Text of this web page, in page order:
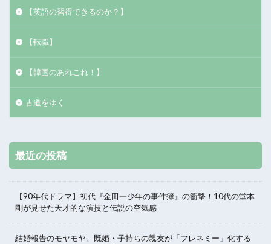
【英語の習得できるのか？】
【転職】
【韓国のあれこれ！】
古道をゆく
最近の投稿
【90年代ドラマ】初代『金田一少年の事件簿』の衝撃！10代の堂本
剛が見せた天才的な演技と伝説の空気感
結婚報告のモヤモヤ。既婚・子持ちの親友が「フレネミー」化する